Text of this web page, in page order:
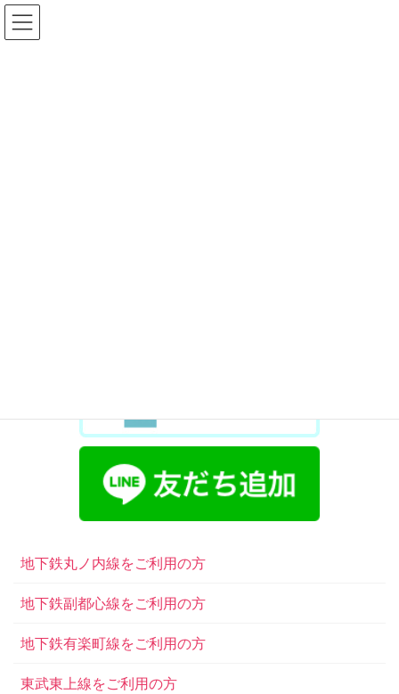
コ
ン
ナ
ビ
地下鉄丸ノ内線をご利用の方
地下鉄副都心線をご利用の方
地下鉄有楽町線をご利用の方
東武東上線をご利用の方